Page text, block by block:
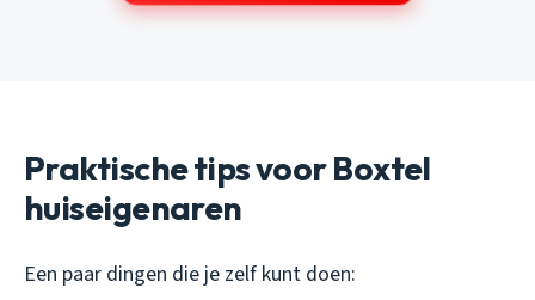
Praktische tips voor Boxtel
huiseigenaren
Een paar dingen die je zelf kunt doen: